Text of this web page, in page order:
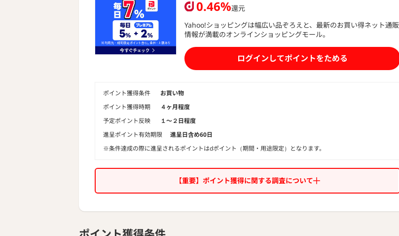
0.46%還元
Yahoo!ショッピングは幅広い品ぞろえと、最新のお買い得ネット通販
情報が満載のオンラインショッピングモール。
ログインしてポイントをためる
ポイント獲得条件
お買い物
ポイント獲得時期
４ヶ月程度
予定ポイント反映
１〜２日程度
進呈ポイント有効期限
進呈日含め60日
※条件達成の際に進呈されるポイントはdポイント（期間・用途限定）となります。
【重要】ポイント獲得に関する調査について